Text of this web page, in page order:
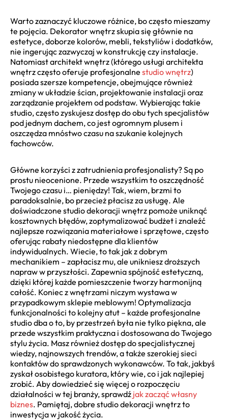
Warto zaznaczyć kluczowe różnice, bo często mieszamy
te pojęcia. Dekorator wnętrz skupia się głównie na
estetyce, doborze kolorów, mebli, tekstyliów i dodatków,
nie ingerując zazwyczaj w konstrukcję czy instalacje.
Natomiast architekt wnętrz (którego usługi architekta
wnętrz często oferuje profesjonalne studio wnętrz)
posiada szersze kompetencje, obejmujące również
zmiany w układzie ścian, projektowanie instalacji oraz
zarządzanie projektem od podstaw. Wybierając takie
studio, często zyskujesz dostęp do obu tych specjalistów
pod jednym dachem, co jest ogromnym plusem i
oszczędza mnóstwo czasu na szukanie kolejnych
fachowców.
Główne korzyści z zatrudnienia profesjonalisty? Są po
prostu nieocenione. Przede wszystkim to oszczędność
Twojego czasu i… pieniędzy! Tak, wiem, brzmi to
paradoksalnie, bo przecież płacisz za usługę. Ale
doświadczone studio dekoracji wnętrz pomoże uniknąć
kosztownych błędów, zoptymalizować budżet i znaleźć
najlepsze rozwiązania materiałowe i sprzętowe, często
oferując rabaty niedostępne dla klientów
indywidualnych. Wiecie, to tak jak z dobrym
mechanikiem – zapłacisz mu, ale unikniesz droższych
napraw w przyszłości. Zapewnia spójność estetyczną,
dzięki której każde pomieszczenie tworzy harmonijną
całość. Koniec z wnętrzami niczym wystawa w
przypadkowym sklepie meblowym! Optymalizacja
funkcjonalności to kolejny atut – każde profesjonalne
studio dba o to, by przestrzeń była nie tylko piękna, ale
przede wszystkim praktyczna i dostosowana do Twojego
stylu życia. Masz również dostęp do specjalistycznej
wiedzy, najnowszych trendów, a także szerokiej sieci
kontaktów do sprawdzonych wykonawców. To tak, jakbyś
zyskał osobistego kuratora, który wie, co i jak najlepiej
zrobić. Aby dowiedzieć się więcej o rozpoczęciu
działalności w tej branży, sprawdź jak zacząć własny
biznes. Pamiętaj, dobre studio dekoracji wnętrz to
inwestycja w jakość życia.